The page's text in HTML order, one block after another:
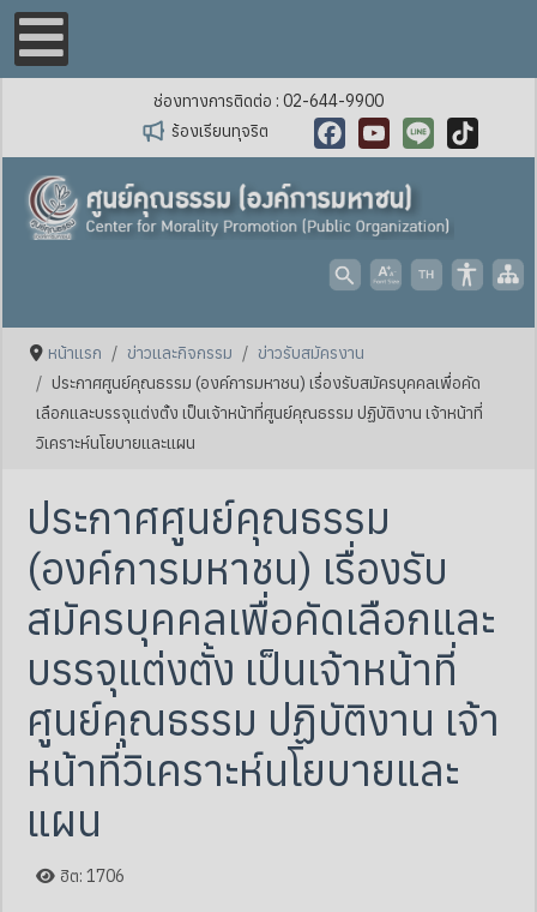
ช่องทางการติดต่อ : 02-644-9900
ร้องเรียนทุจริต
Facebook
YouTube
Line TikTok
หน้าแรก ข่าวและกิจกรรม
ข่าวรับสมัครงาน
ประกาศศูนย์คุณธรรม (องค์การมหาชน) เรื่องรับสมัครบุคคลเพื่อคัด
เลือกและบรรจุแต่งตั้ง เป็นเจ้าหน้าที่ศูนย์คุณธรรม ปฏิบัติงาน เจ้าหน้าที่
วิเคราะห์นโยบายและแผน
ประกาศศูนย์คุณธรรม
(องค์การมหาชน) เรื่องรับ
สมัครบุคคลเพื่อคัดเลือกและ
บรรจุแต่งตั้ง เป็นเจ้าหน้าที่
ศูนย์คุณธรรม ปฏิบัติงาน เจ้า
หน้าที่วิเคราะห์นโยบายและ
แผน
ฮิต: 1706